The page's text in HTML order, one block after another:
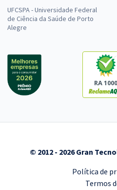
UFCSPA - Universidade Federal
de Ciência da Saúde de Porto
Alegre
RA 1000
© 2012 - 2026 Gran
Política de
Termos